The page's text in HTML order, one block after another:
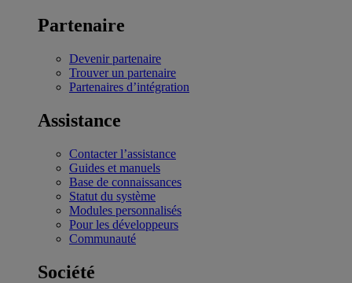
Partenaire
Devenir partenaire
Trouver un partenaire
Partenaires d’intégration
Assistance
Contacter l’assistance
Guides et manuels
Base de connaissances
Statut du système
Modules personnalisés
Pour les développeurs
Communauté
Société